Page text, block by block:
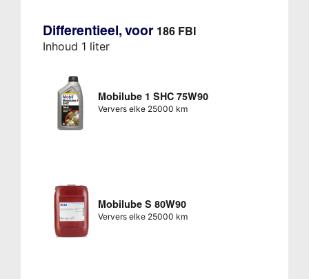
Differentieel, voor 186 FBI
Inhoud 1 liter
Mobilube 1 SHC 75W90
Ververs elke 25000 km
Mobilube S 80W90
Ververs elke 25000 km